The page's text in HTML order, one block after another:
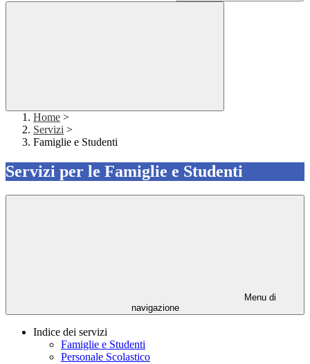
Home >
Servizi >
Famiglie e Studenti
Servizi per le Famiglie e Studenti
Menu di
navigazione
Indice dei servizi
Famiglie e Studenti
Personale Scolastico